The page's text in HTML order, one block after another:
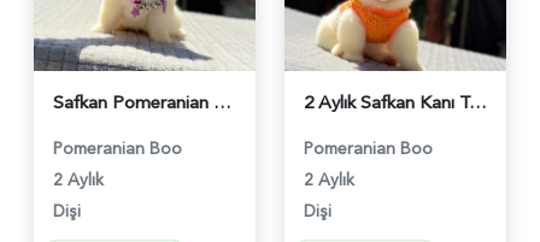
Safkan Pomeranian Boo Ruhsatlı Çiflikten - 6244
Pomeranian Boo
2 Aylık
Dişi
2 Aylık Safkan Kanı Taşıyan Pomeranian Boo Yavrularımız - 6245
Pomeranian Boo
2 Aylık
Dişi